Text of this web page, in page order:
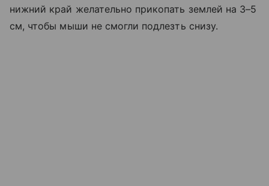
нижний край желательно прикопать землей на 3–5
см, чтобы мыши не смогли подлезть снизу.